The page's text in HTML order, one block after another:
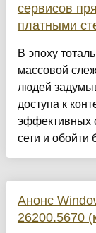
сервисов
платными
В эпоху
массовой
людей
доступа к
эффективных
сети и обойти
Анонс
26200.5670